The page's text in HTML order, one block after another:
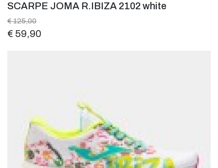
SCARPE JOMA R.IBIZA 2102 white
€ 125,00
€ 59,90